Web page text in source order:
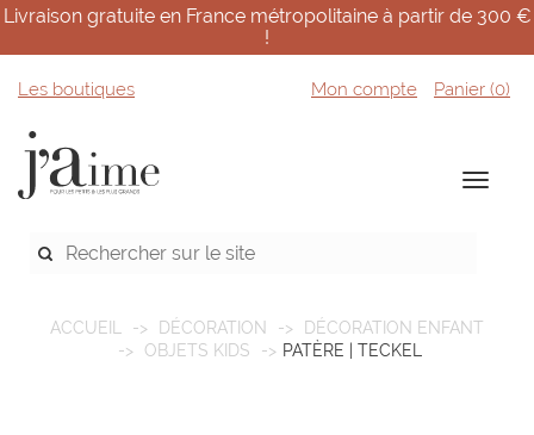
Livraison gratuite en France métropolitaine à partir de 300 €
!
Les boutiques Mon compte Panier (0)
ACCUEIL DÉCORATION
DÉCORATION ENFANT
OBJETS KIDS
PATÈRE | TECKEL